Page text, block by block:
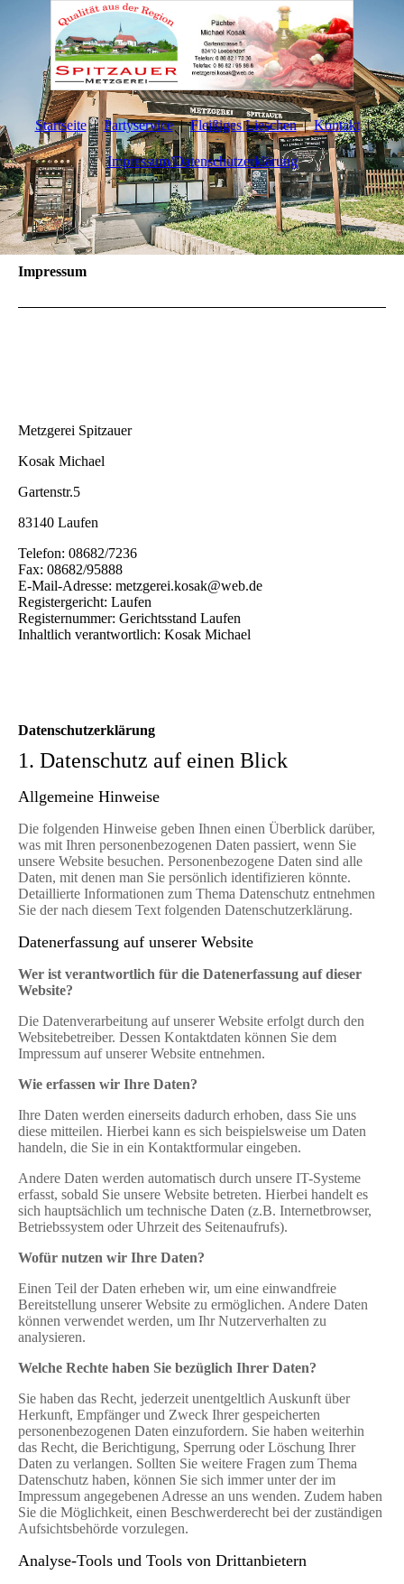
Startseite Partyservice Fleißiges Lieschen Kontakt
Impressum/Datenschutzerklärung
Impressum
Metzgerei Spitzauer
Kosak Michael
Gartenstr.5
83140 Laufen
Telefon: 08682/7236
Fax: 08682/95888
E-Mail-Adresse: metzgerei.kosak@web.de
Registergericht: Laufen
Registernummer: Gerichtsstand Laufen
Inhaltlich verantwortlich: Kosak Michael
Datenschutzerklärung
1. Datenschutz auf einen Blick
Allgemeine Hinweise
Die folgenden Hinweise geben Ihnen einen Überblick darüber,
was mit Ihren personenbezogenen Daten passiert, wenn Sie
unsere Website besuchen. Personenbezogene Daten sind alle
Daten, mit denen man Sie persönlich identifizieren könnte.
Detaillierte Informationen zum Thema Datenschutz entnehmen
Sie der nach diesem Text folgenden Datenschutzerklärung.
Datenerfassung auf unserer Website
Wer ist verantwortlich für die Datenerfassung auf dieser
Website?
Die Datenverarbeitung auf unserer Website erfolgt durch den
Websitebetreiber. Dessen Kontaktdaten können Sie dem
Impressum auf unserer Website entnehmen.
Wie erfassen wir Ihre Daten?
Ihre Daten werden einerseits dadurch erhoben, dass Sie uns
diese mitteilen. Hierbei kann es sich beispielsweise um Daten
handeln, die Sie in ein Kontaktformular eingeben.
Andere Daten werden automatisch durch unsere IT-Systeme
erfasst, sobald Sie unsere Website betreten. Hierbei handelt es
sich hauptsächlich um technische Daten (z.B. Internetbrowser,
Betriebssystem oder Uhrzeit des Seitenaufrufs).
Wofür nutzen wir Ihre Daten?
Einen Teil der Daten erheben wir, um eine einwandfreie
Bereitstellung unserer Website zu ermöglichen. Andere Daten
können verwendet werden, um Ihr Nutzerverhalten zu
analysieren.
Welche Rechte haben Sie bezüglich Ihrer Daten?
Sie haben das Recht, jederzeit unentgeltlich Auskunft über
Herkunft, Empfänger und Zweck Ihrer gespeicherten
personenbezogenen Daten einzufordern. Sie haben weiterhin
das Recht, die Berichtigung, Sperrung oder Löschung Ihrer
Daten zu verlangen. Sollten Sie weitere Fragen zum Thema
Datenschutz haben, können Sie sich immer unter der im
Impressum angegebenen Adresse an uns wenden. Zudem haben
Sie die Möglichkeit, einen Beschwerderecht bei der zuständigen
Aufsichtsbehörde vorzulegen.
Analyse-Tools und Tools von Drittanbietern